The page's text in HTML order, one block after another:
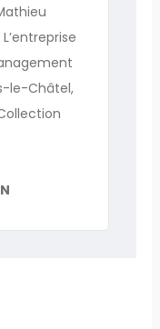
L’entreprise
le-Châtel,